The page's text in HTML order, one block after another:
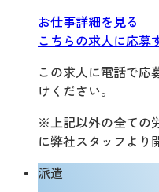
お仕事詳細を見る
こちらの求人に応募
この求人に電話で応
けください。
※上記以外の全ての
に弊社スタッフより
派遣